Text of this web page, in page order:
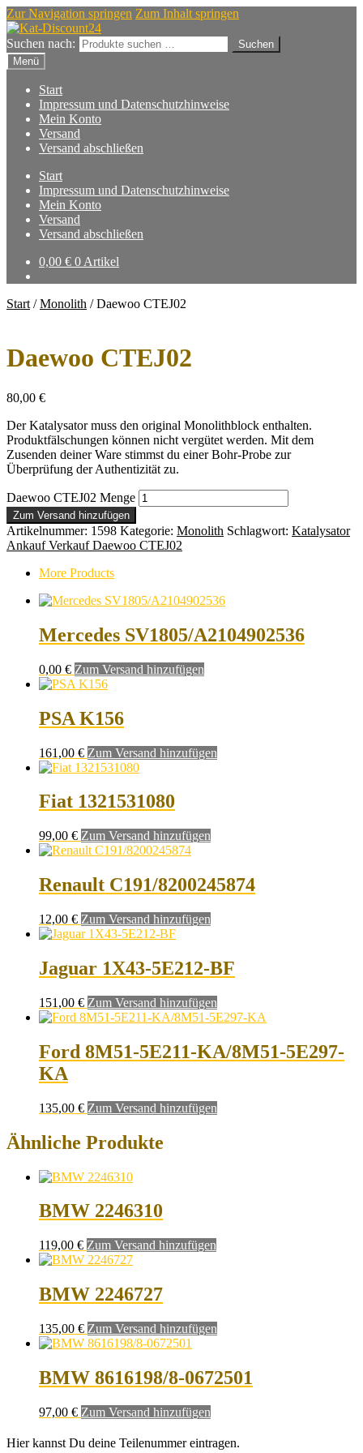
Zur Navigation springen Zum Inhalt springen
Suchen nach:
Suchen
Menü
Start
Impressum und Datenschutzhinweise
Mein Konto
Versand
Versand abschließen
Start
Impressum und Datenschutzhinweise
Mein Konto
Versand
Versand abschließen
0,00 € 0 Artikel
Start /Monolith /Daewoo CTEJ02
Daewoo CTEJ02
80,00 €
Der Katalysator muss den original Monolithblock enthalten.
Produktfälschungen können nicht vergütet werden. Mit dem
Zusenden deiner Ware stimmst du einer Bohr-Probe zur
Überprüfung der Authentizität zu.
Daewoo CTEJ02 Menge
Zum Versand hinzufügen
Artikelnummer: 1598 Kategorie: Monolith Schlagwort: Katalysator
Ankauf Verkauf Daewoo CTEJ02
More Products
Mercedes SV1805/A2104902536
0,00 € Zum Versand hinzufügen
PSA K156
161,00 € Zum Versand hinzufügen
Fiat 1321531080
99,00 € Zum Versand hinzufügen
Renault C191/8200245874
12,00 € Zum Versand hinzufügen
Jaguar 1X43-5E212-BF
151,00 € Zum Versand hinzufügen
Ford 8M51-5E211-KA/8M51-5E297-
KA
135,00 € Zum Versand hinzufügen
Ähnliche Produkte
BMW 2246310
119,00 € Zum Versand hinzufügen
BMW 2246727
135,00 € Zum Versand hinzufügen
BMW 8616198/8-0672501
97,00 € Zum Versand hinzufügen
Hier kannst Du deine Teilenummer eintragen.